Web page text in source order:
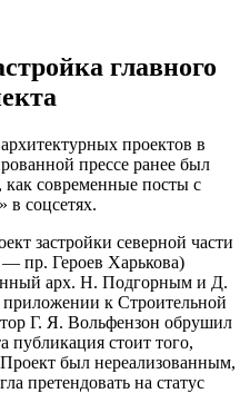
главного
проектов в
прессе ранее был
современные посты с
в соцсетях.
застройки северной части
пр. Героев Харькова)
арх. Н. Подгорным и Д.
к Строительной
Г. Я. Вольфензон обрушил
публикация стоит того,
был нереализованным,
претендовать на статус